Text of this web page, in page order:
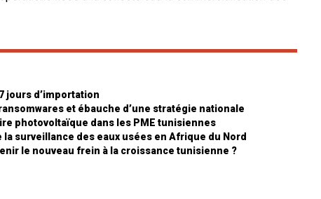
jours d’importation
et ébauche d’une stratégie nationale
photovoltaïque dans les PME tunisiennes
surveillance des eaux usées en Afrique du Nord
le nouveau frein à la croissance tunisienne ?